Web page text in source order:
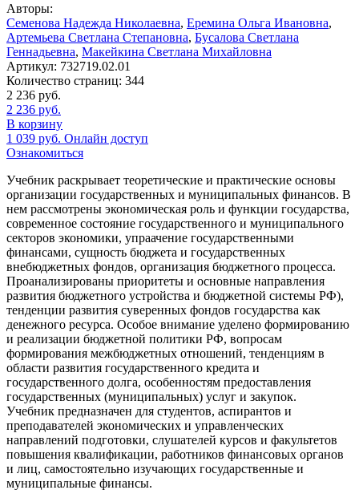
Авторы:
Семенова Надежда Николаевна, Еремина Ольга Ивановна,
Артемьева Светлана Степановна, Бусалова Светлана
Геннадьевна, Макейкина Светлана Михайловна
Артикул: 732719.02.01
Количество страниц: 344
2 236 руб.
2 236 руб.
В корзину
1 039 руб. Онлайн доступ
Ознакомиться
Учебник раскрывает теоретические и практические основы
организации государственных и муниципальных финансов. В
нем рассмотрены экономическая роль и функции государства,
современное состояние государственного и муниципального
секторов экономики, упраачение государственными
финансами, сущность бюджета и государственных
внебюджетных фондов, организация бюджетного процесса.
Проанализированы приоритеты и основные направления
развития бюджетного устройства и бюджетной системы РФ),
тенденции развития суверенных фондов государства как
денежного ресурса. Особое внимание уделено формированию
и реализации бюджетной политики РФ, вопросам
формирования межбюджетных отношений, тенденциям в
области развития государственного кредита и
государственного долга, особенностям предоставления
государственных (муниципальных) услуг и закупок.
Учебник предназначен для студентов, аспирантов и
преподавателей экономических и управленческих
направлений подготовки, слушателей курсов и факультетов
повышения квалификации, работников финансовых органов
и лиц, самостоятельно изучающих государственные и
муниципальные финансы.